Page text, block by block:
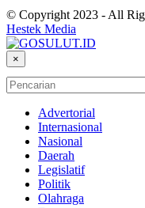
© Copyright 2023 - All
Hestek Media
×
Advertorial
Internasional
Nasional
Daerah
Legislatif
Politik
Olahraga